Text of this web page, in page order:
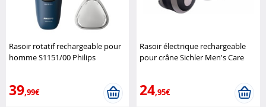
Rasoir rotatif rechargeable pour
homme S1151/00 Philips
39,99€
Rasoir électrique rechargeable
pour crâne Sichler Men's Care
24,95€